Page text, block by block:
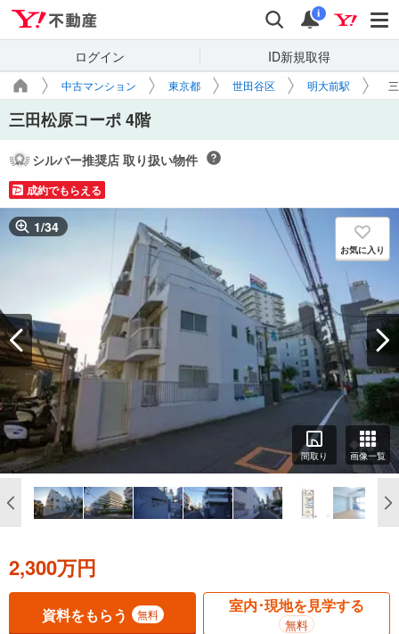
検索 通知
i
ログイン ID新規取得
中古マンション 東京都 世田谷区 明大前駅
三田松原コーポ 4階
シルバー推奨店 取り扱い物件
成約でもらえる
1/34
お気に入り
間取り 画像一覧
2,300万円
資料をもらう 無料 室内･現地を見学する
無料